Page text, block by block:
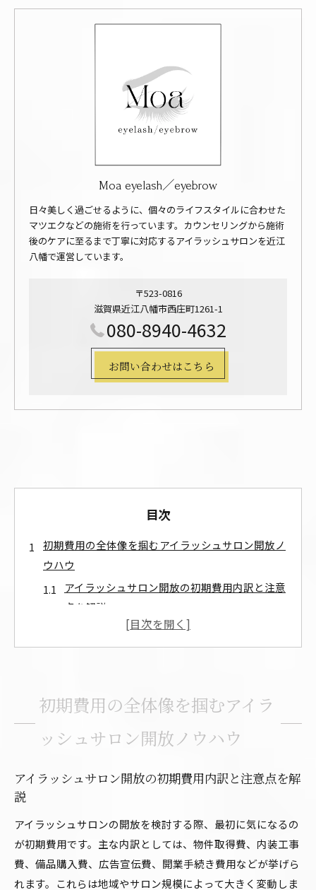
Moa eyelash／eyebrow
日々美しく過ごせるように、個々のライフスタイルに合わせた
マツエクなどの施術を行っています。カウンセリングから施術
後のケアに至るまで丁寧に対応するアイラッシュサロンを近江
八幡で運営しています。
〒523-0816
滋賀県近江八幡市西庄町1261-1
080-8940-4632
お問い合わせはこちら
目次
初期費用の全体像を掴むアイラッシュサロン開放ノ
ウハウ
アイラッシュサロン開放の初期費用内訳と注意
点を解説
内装や備品調達で差がつくアイラッシュサロン
の費用管理法
広告費や運転資金を見落とさないアイラッシュ
サロン開業術
タイルを選ぶ
資金計画
自宅アイラッシュサロン開放で抑えたい初期費
用のポイント
アイラッシュサロン開業で無理なく進める資金
初期費用の全体像を掴むアイラ
ッシュサロン開放ノウハウ
アイラッシュサロン開放の初期費用内訳と注意点を解
説
アイラッシュサロンの開放を検討する際、最初に気になるの
が初期費用です。主な内訳としては、物件取得費、内装工事
費、備品購入費、広告宣伝費、開業手続き費用などが挙げら
れます。これらは地域やサロン規模によって大きく変動しま